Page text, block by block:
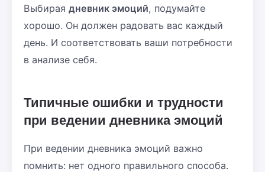
Выбирая дневник эмоций, подумайте
хорошо. Он должен радовать вас каждый
день. И соответствовать ваши потребности
в анализе себя.
Типичные ошибки и трудности
при ведении дневника эмоций
При ведении дневника эмоций важно
помнить: нет одного правильного способа.